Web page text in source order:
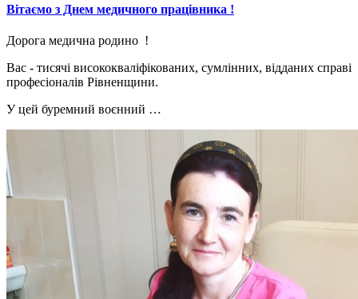
Вітаємо з Днем медичного працівника !
Дорога медична родино !
Вас - тисячі висококваліфікованих, сумлінних, відданих справі
професіоналів Рівненщини.
У цей буремний воєнний …